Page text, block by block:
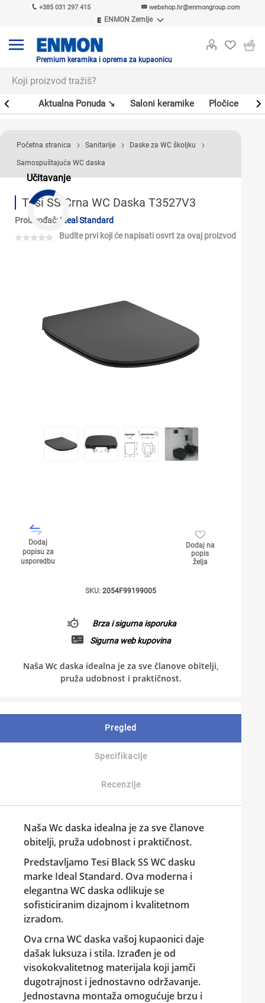
+385 031 297 415 webshop.hr@enmongroup.com
ENMON Zemlje
ENMON MKD
Premium keramika i oprema za kupaonicu
Aktualna Ponuda ↘ Saloni keramike Pločice
Učitavanje
Početna stranica Sanitarije Daske za WC školjku
Samospuštajuća WC daska
Tesi SS Crna WC Daska T3527V3
Proizvođač: Ideal Standard
Budite prvi koji će napisati osvrt za ovaj proizvod
Dodaj
popisu za
usporedbu
Dodaj na
popis
želja
SKU: 2054F99199005
Brza i sigurna isporuka
Sigurna web kupovina
Naša Wc daska idealna je za sve članove obitelji,
pruža udobnost i praktičnost.
Pregled
Specifikacije
Recenzije
Naša Wc daska idealna je za sve članove
obitelji, pruža udobnost i praktičnost.
Predstavljamo Tesi Black SS WC dasku
marke Ideal Standard. Ova moderna i
elegantna WC daska odlikuje se
sofisticiranim dizajnom i kvalitetnom
izradom.
Ova crna WC daska vašoj kupaonici daje
dašak luksuza i stila. Izrađen je od
visokokvalitetnog materijala koji jamči
dugotrajnost i jednostavno održavanje.
Jednostavna montaža omogućuje brzu i